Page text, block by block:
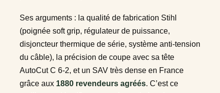
Ses arguments : la qualité de fabrication Stihl
(poignée soft grip, régulateur de puissance,
disjoncteur thermique de série, système anti-tension
du câble), la précision de coupe avec sa tête
AutoCut C 6-2, et un SAV très dense en France
grâce aux 1880 revendeurs agréés. C’est ce